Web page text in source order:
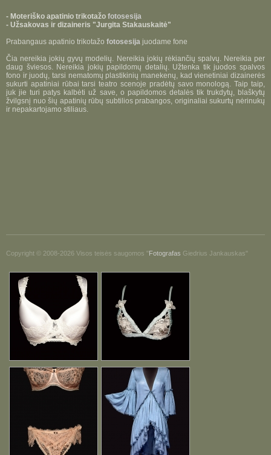
- Moteriško apatinio trikotažo fotosesija
- Užsakovas ir dizaineris "Jurgita Stakauskaitė"
Prabangaus apatinio trikotažo fotosesija juodame fone
Čia nereikia jokių gyvų modelių. Nereikia jokių rėkiančių spalvų. Nereikia per
daug šviesos. Nereikia jokių papildomų detalių. Užtenka tik juodos spalvos
fono ir juodų, tarsi nematomų plastikinių manekenų, kad vienetiniai dizainerės
sukurti apatiniai rūbai tarsi teatro scenoje pradėtų savo monologą. Taip taip,
juk jie turi patys kalbėti už save, o papildomos detalės tik trukdytų, blaškytų
žvilgsnį nuo šių apatinių rūbų subtilios prabangos, originaliai sukurtų nėrinukų
ir nepakartojamo stiliaus.
Copyright © 2008-2026 Visos teisės saugomos "Fotografas Giedrius Jankauskas"